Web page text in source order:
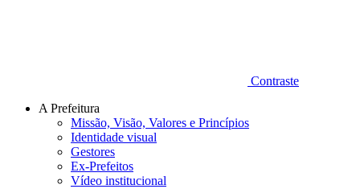
Contraste
A Prefeitura
Missão, Visão, Valores e Princípios
Identidade visual
Gestores
Ex-Prefeitos
Vídeo institucional